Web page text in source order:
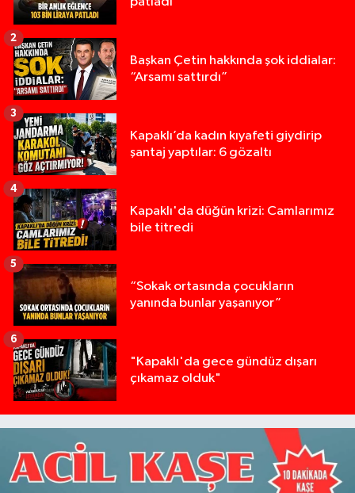
Başkan Çetin hakkında şok iddialar:
“Arsamı sattırdı”
2
Kapaklı’da kadın kıyafeti giydirip
şantaj yaptılar: 6 gözaltı
3
Kapaklı'da düğün krizi: Camlarımız
bile titredi
4
“Sokak ortasında çocukların
yanında bunlar yaşanıyor”
5
"Kapaklı'da gece gündüz dışarı
çıkamaz olduk"
6